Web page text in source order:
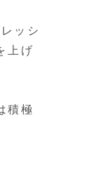
ッシ
上げ
積極